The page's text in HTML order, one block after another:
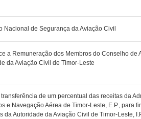
Nacional de Segurança da Aviação Civil
a Remuneração dos Membros do Conselho de
da Aviação Civil de Timor-Leste
de um percentual das receitas da
e Navegação Aérea de Timor-Leste, E.P., para
da Autoridade da Aviação Civil de Timor-Leste,